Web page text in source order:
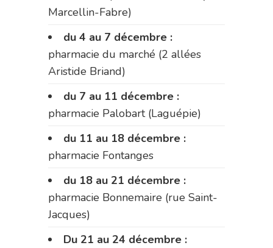
Marcellin-Fabre)
du 4 au 7 décembre :
pharmacie du marché (2 allées
Aristide Briand)
du 7 au 11 décembre :
pharmacie Palobart (Laguépie)
du 11 au 18 décembre :
pharmacie Fontanges
du 18 au 21 décembre :
pharmacie Bonnemaire (rue Saint-
Jacques)
Du 21 au 24 décembre :